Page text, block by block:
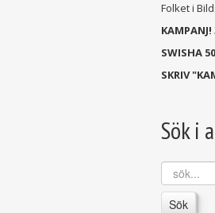
Folket i
KAMPANJ!
SWISHA
SKRIV
Sök i
sök...
Sök